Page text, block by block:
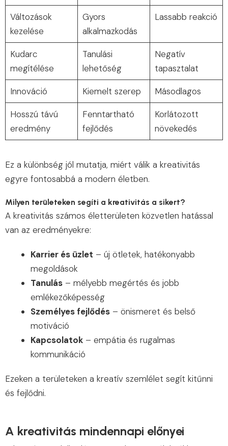
Változások
kezelése
Gyors
alkalmazkodás
Lassabb reakció
Kudarc
megítélése
Tanulási
lehetőség
Negatív
tapasztalat
Innováció Kiemelt szerep Másodlagos
Hosszú távú
eredmény
Fenntartható
fejlődés
Korlátozott
növekedés
Ez a különbség jól mutatja, miért válik a kreativitás
egyre fontosabbá a modern életben.
Milyen területeken segíti a kreativitás a sikert?
A kreativitás számos életterületen közvetlen hatással
van az eredményekre:
Karrier és üzlet – új ötletek, hatékonyabb
megoldások
Tanulás – mélyebb megértés és jobb
emlékezőképesség
Személyes fejlődés – önismeret és belső
motiváció
Kapcsolatok – empátia és rugalmas
kommunikáció
Ezeken a területeken a kreatív szemlélet segít kitűnni
és fejlődni.
A kreativitás mindennapi előnyei